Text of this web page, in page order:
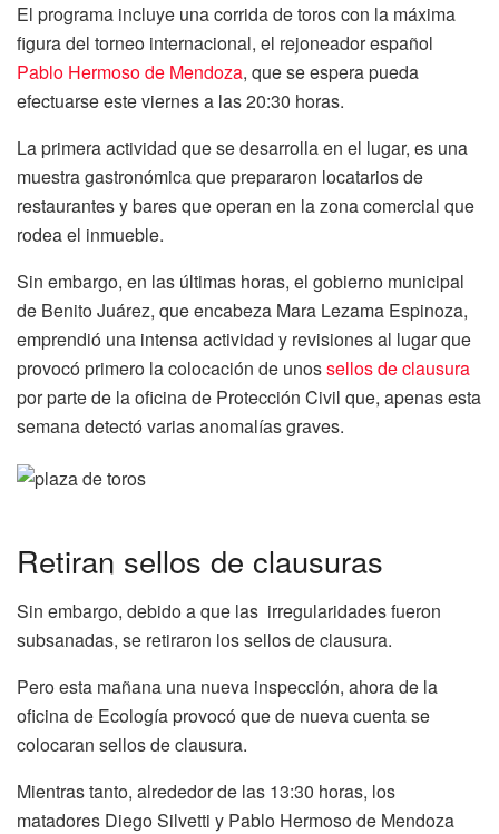
El programa incluye una corrida de toros con la máxima
figura del torneo internacional, el rejoneador español
Pablo Hermoso de Mendoza, que se espera pueda
efectuarse este viernes a las 20:30 horas.
La primera actividad que se desarrolla en el lugar, es una
muestra gastronómica que prepararon locatarios de
restaurantes y bares que operan en la zona comercial que
rodea el inmueble.
Sin embargo, en las últimas horas, el gobierno municipal
de Benito Juárez, que encabeza Mara Lezama Espinoza,
emprendió una intensa actividad y revisiones al lugar que
provocó primero la colocación de unossellos de clausura
por parte de la oficina de Protección Civil que, apenas esta
semana detectó varias anomalías graves.
Retiran sellos de clausuras
Sin embargo, debido a que las irregularidades fueron
subsanadas, se retiraron los sellos de clausura.
Pero esta mañana una nueva inspección, ahora de la
oficina de Ecología provocó que de nueva cuenta se
colocaran sellos de clausura.
Mientras tanto, alrededor de las 13:30 horas, los
matadores Diego Silvetti y Pablo Hermoso de Mendoza